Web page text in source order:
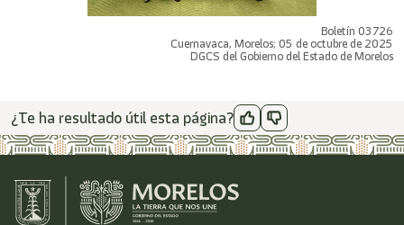
Boletín 03726
Cuernavaca, Morelos; 05 de octubre de 2025
DGCS del Gobierno del Estado de Morelos
¿Te ha resultado útil esta página?